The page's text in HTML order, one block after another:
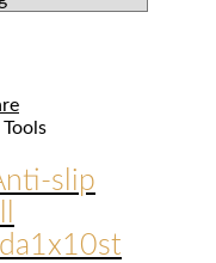
Tools
slip